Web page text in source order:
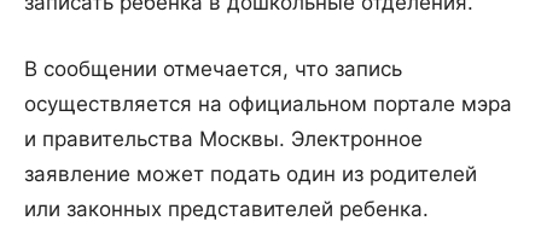
В сообщении отмечается, что запись
осуществляется на официальном портале мэра
и правительства Москвы. Электронное
заявление может подать один из родителей
или законных представителей ребенка.